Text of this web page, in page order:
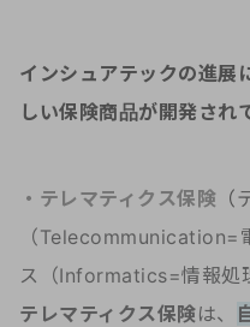
インシュアテックの進展
しい保険商品が開発され
・テレマティクス保険 （
（Telecommunication=
ス（Informatics=情報処
テレマティクス保険は、